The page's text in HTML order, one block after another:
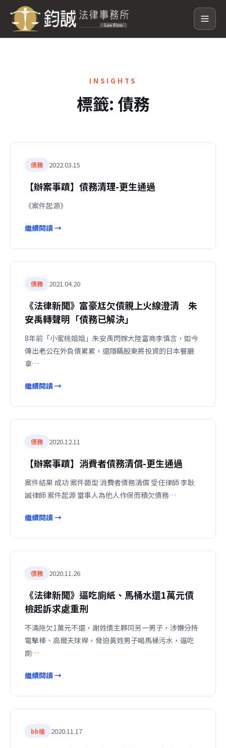
INSIGHTS
標籤:債務
債務 2022.03.15
【辦案事蹟】債務清理-更生通過
《案件起源》
繼續閱讀 →
債務 2021.04.20
《法律新聞》富豪尪欠債親上火線澄清 朱
安禹轉聲明「債務已解決」
8年前「小蜜桃姐姐」朱安禹閃嫁大陸富商李慎言，如今
傳出老公在外負債累累，還隱瞞股東將投資的日本餐廳
拿…
繼續閱讀 →
債務 2020.12.11
【辦案事蹟】消費者債務清償-更生通過
案件結果 成功 案件類型 消費者債務清償 受任律師 李耿
誠律師 案件起源 當事人為他人作保而積欠債務…
繼續閱讀 →
債務 2020.11.26
《法律新聞》逼吃廁紙、馬桶水還1萬元債
檢起訴求處重刑
不滿拖欠1萬元不還，謝姓債主夥同另一男子，涉嫌分持
電擊棒、高爾夫球桿，脅迫黃姓男子喝馬桶污水，逼吃
廁…
繼續閱讀 →
bb槍 2020.11.17